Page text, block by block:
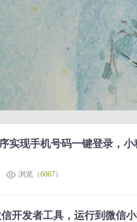
实现手机号码一键登录，
浏览（6067）
开发者工具，运行到微信